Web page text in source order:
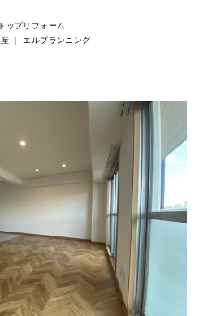
ップリフォーム
｜ エルプランニング